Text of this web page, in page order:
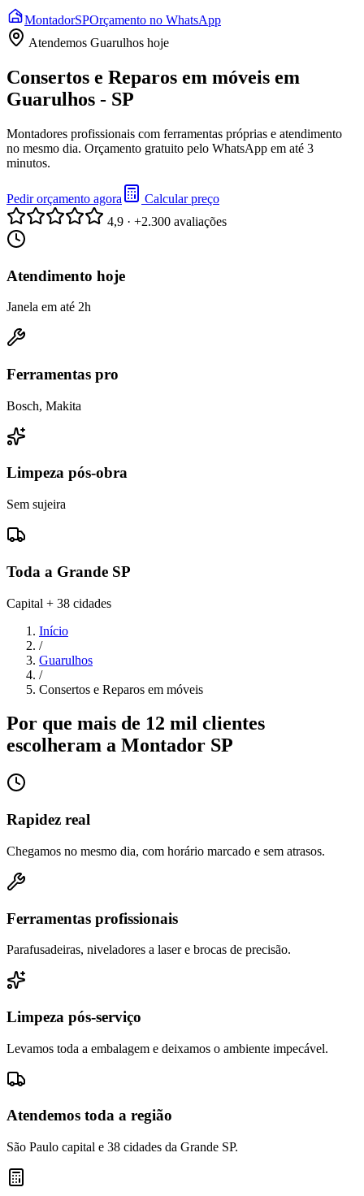
MontadorSPOrçamento no WhatsApp
Atendemos Guarulhos hoje
Consertos e Reparos em móveis em
Guarulhos - SP
Montadores profissionais com ferramentas próprias e atendimento
no mesmo dia. Orçamento gratuito pelo WhatsApp em até 3
minutos.
Pedir orçamento agora
Calcular preço
4,9 · +2.300 avaliações
Atendimento hoje
Janela em até 2h
Ferramentas pro
Bosch, Makita
Limpeza pós-obra
Sem sujeira
Toda a Grande SP
Capital + 38 cidades
Início
/
Guarulhos
/
Consertos e Reparos em móveis
Por que mais de 12 mil clientes
escolheram a Montador SP
Rapidez real
Chegamos no mesmo dia, com horário marcado e sem atrasos.
Ferramentas profissionais
Parafusadeiras, niveladores a laser e brocas de precisão.
Limpeza pós-serviço
Levamos toda a embalagem e deixamos o ambiente impecável.
Atendemos toda a região
São Paulo capital e 38 cidades da Grande SP.